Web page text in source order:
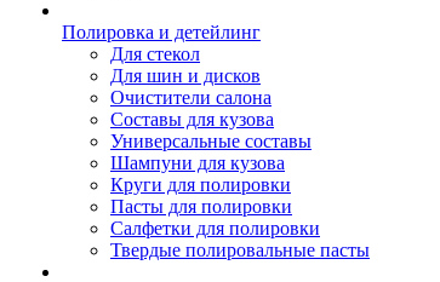
Полировка и детейлинг
Для стекол
Для шин и дисков
Очистители салона
Составы для кузова
Универсальные составы
Шампуни для кузова
Круги для полировки
Пасты для полировки
Салфетки для полировки
Твердые полировальные пасты